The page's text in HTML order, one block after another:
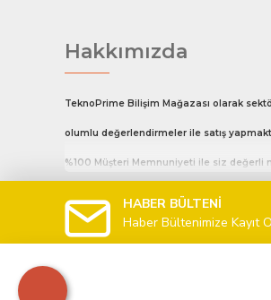
Hakkımızda
TeknoPrime Bilişim Mağazası olarak
olumlu değerlendirmeler ile satış
%100 Müşteri Memnuniyeti ile siz
Hafta İçi 10:00 18:00 Cumartesi Günü
telefon ile arayarak bizlerle iletişime
Ürün modelinden emin olmadığınız da
HABER BÜLTENİ
Haber Bültenimize Kayıt